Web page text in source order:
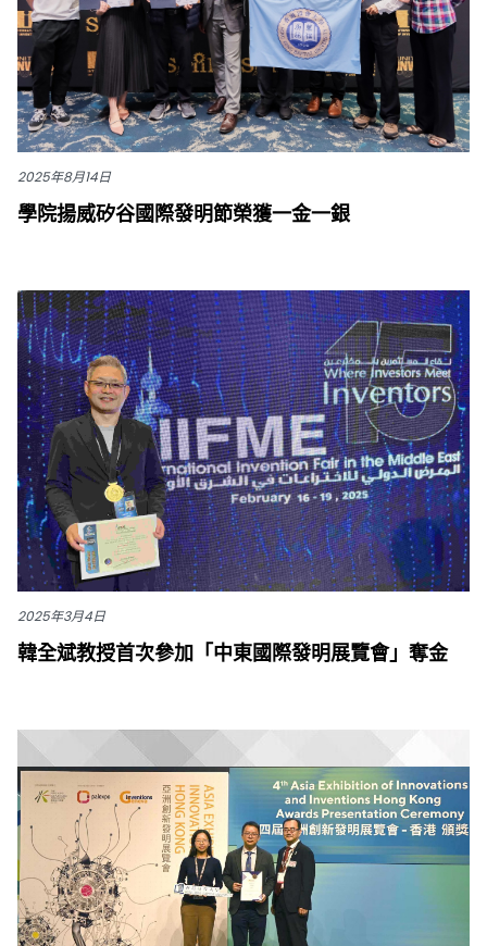
2025年8月14日
學院揚威矽谷國際發明節榮獲一金一銀
2025年3月4日
韓全斌教授首次參加「中東國際發明展覽會」奪金